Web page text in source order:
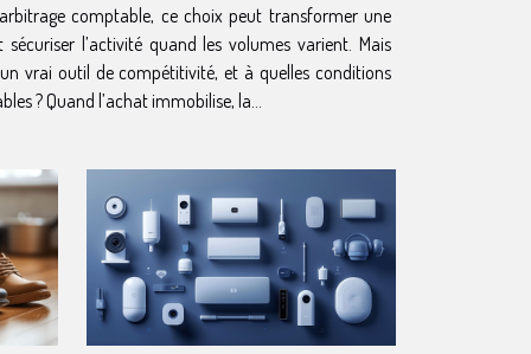
comptable, ce choix peut transformer une
l’activité quand les volumes varient. Mais
vrai outil de compétitivité, et à quelles conditions
produit-elle des économies mesurables ? Quand l’achat immobilise, la...